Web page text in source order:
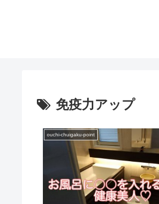
免疫力アップ
ouchi-chuigaku-point